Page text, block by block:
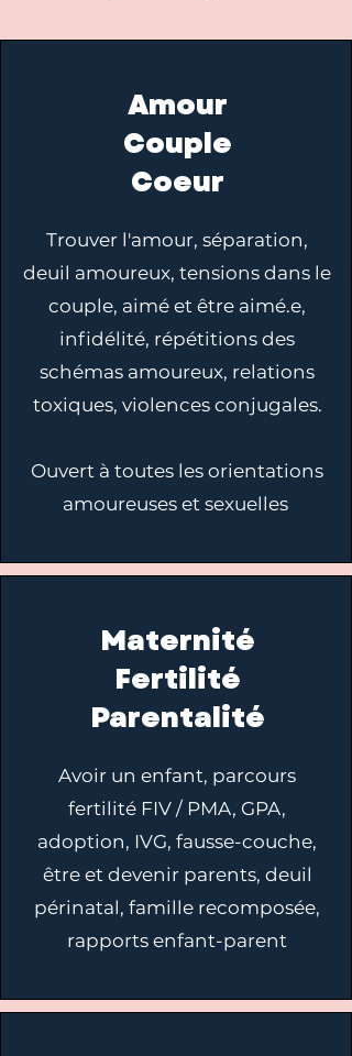
Amour
Couple
Coeur
Trouver l'amour, séparation,
deuil amoureux, tensions dans le
couple, aimé et être aimé.e,
infidélité, répétitions des
schémas amoureux, relations
toxiques, violences conjugales.
Ouvert à toutes les orientations
amoureuses et sexuelles
Maternité
Fertilité
Parentalité
Avoir un enfant, parcours
fertilité FIV / PMA, GPA,
adoption, IVG, fausse-couche,
être et devenir parents, deuil
périnatal, famille recomposée,
rapports enfant-parent